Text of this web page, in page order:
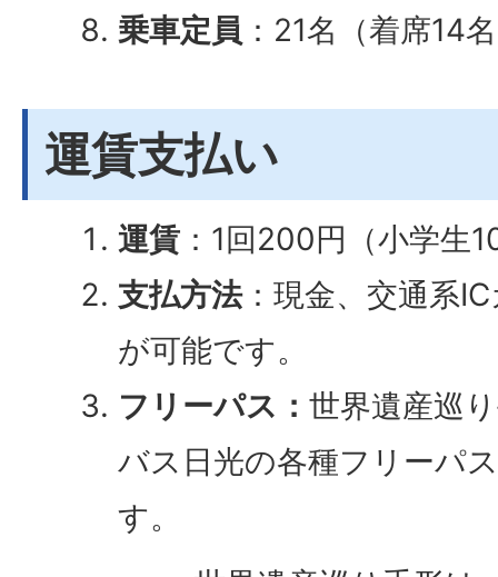
乗車定員 ：21名（着席14
運賃支払い
運賃 ：1回200円（小学生
支払方法：現金、交通系
が可能です。
フリーパス： 世界遺産巡
バス日光の各種フリーパ
す。